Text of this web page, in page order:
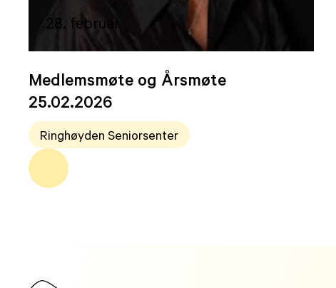
28. februar
Medlemsmøte og Årsmøte
25.02.2026
Ringhøyden Seniorsenter